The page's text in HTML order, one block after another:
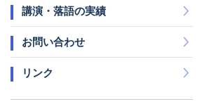
講演・落語の実績
お問い合わせ
リンク